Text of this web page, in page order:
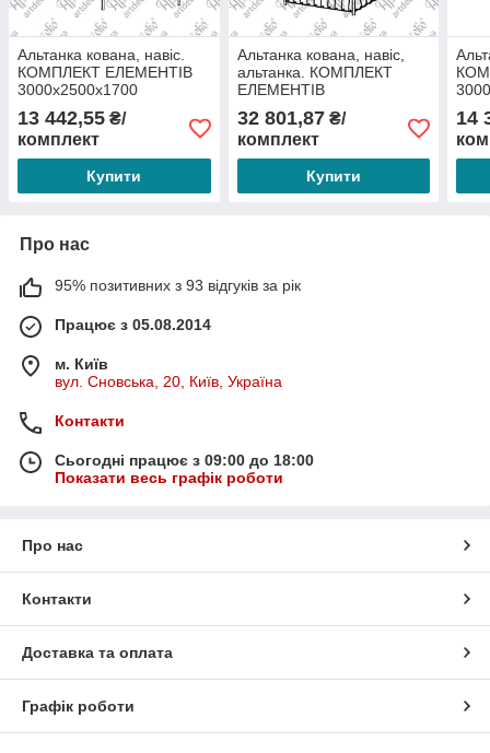
Альтанка кована, навіс.
КОМПЛЕКТ ЕЛЕМЕНТІВ
3000х2500х1700
13 442,55 ₴/
комплект
Купити
Альтанка кована, навіс,
альтанка. КОМПЛЕКТ
ЕЛЕМЕНТІВ
3000х2800х1500
32 801,87₴/
комплект
Купити
14
Про нас
95% позитивних з 93 відгуків за рік
Працює з 05.08.2014
м. Київ
вул. Сновська, 20, Київ, Україна
Контакти
Сьогодні працює з 09:00 до 18:00
Показати весь графік роботи
Про нас
Контакти
Доставка та оплата
Графік роботи